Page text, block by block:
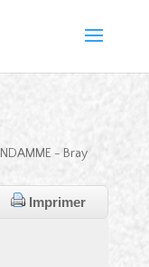
- Bray
Imprimer